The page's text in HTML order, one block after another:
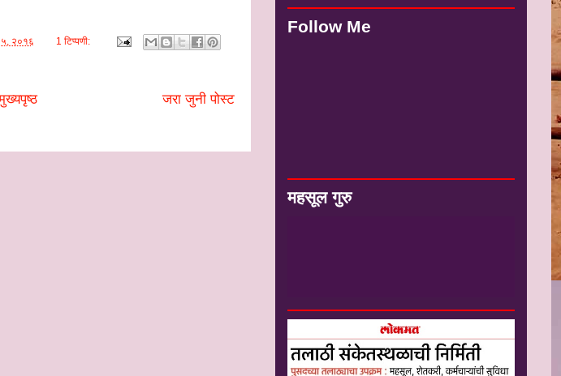
२०१६
1 टिप्पणी:
जरा जुनी पोस्ट
Follow Me
महसूल गुरु
चॅनल----------------------